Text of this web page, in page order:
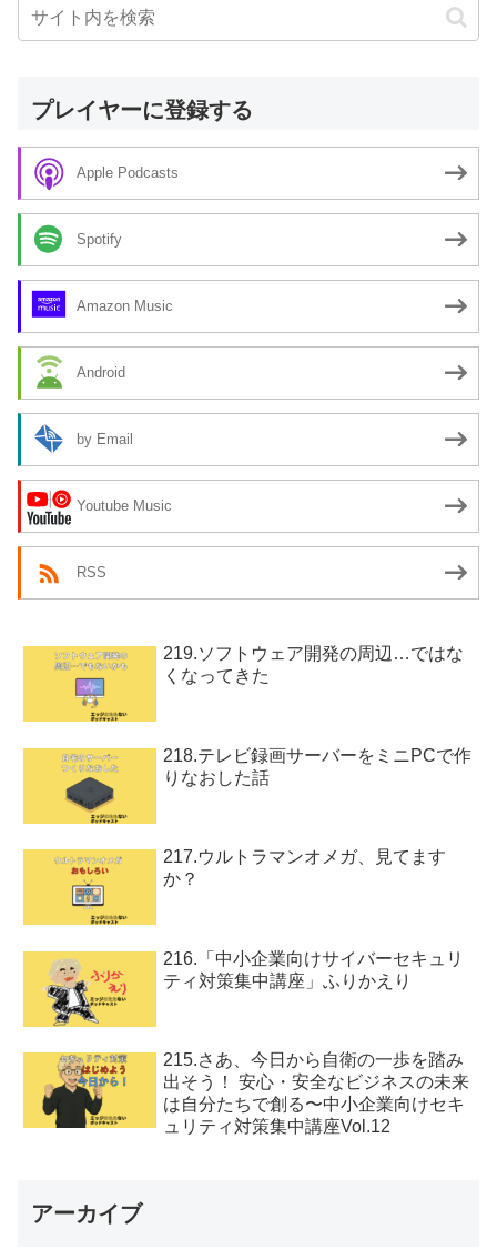
プレイヤーに登録する
Apple Podcasts
Spotify
Amazon Music
Android
by Email
Youtube Music
RSS
219.ソフトウェア開発の周辺…ではな
くなってきた
218.テレビ録画サーバーをミニPCで作
りなおした話
217.ウルトラマンオメガ、見てます
か？
216.「中小企業向けサイバーセキュリ
ティ対策集中講座」ふりかえり
215.さあ、今日から自衛の一歩を踏み
出そう！ 安心・安全なビジネスの未来
は自分たちで創る〜中小企業向けセキ
ュリティ対策集中講座Vol.12
アーカイブ